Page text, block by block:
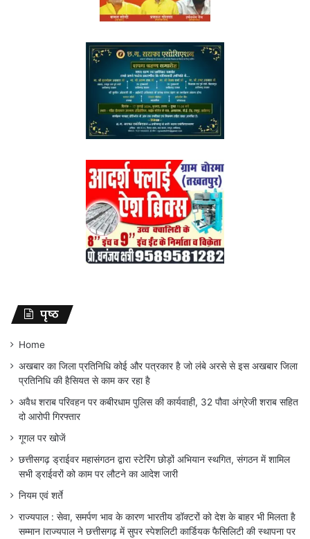
पृष्ठ
Home
अखबार का जिला प्रतिनिधि कोई और पत्रकार है जो लंबे अरसे से इस अखबार जिला
प्रतिनिधि की हैसियत से काम कर रहा है
अवैध शराब परिवहन पर कबीरधाम पुलिस की कार्यवाही, 32 पौवा अंग्रेजी शराब सहित
दो आरोपी गिरफ्तार
गूगल पर खोजें
छत्तीसगढ़ ड्राईवर महासंगठन द्वारा स्टेरिंग छोड़ों अभियान स्थगित, संगठन में शामिल
सभी ड्राईवरों को काम पर लौटने का आदेश जारी
नियम एवं शर्ते
राज्यपाल : सेवा, समर्पण भाव के कारण भारतीय डॉक्टरों को देश के बाहर भी मिलता है
सम्मान lराज्यपाल ने छत्तीसगढ़ में सुपर स्पेशलिटी कार्डियक फैसिलिटी की स्थापना पर